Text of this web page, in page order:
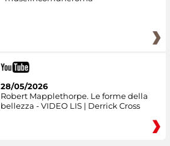
28/05/2026
Robert Mapplethorpe. Le forme della
bellezza - VIDEO LIS | Derrick Cross